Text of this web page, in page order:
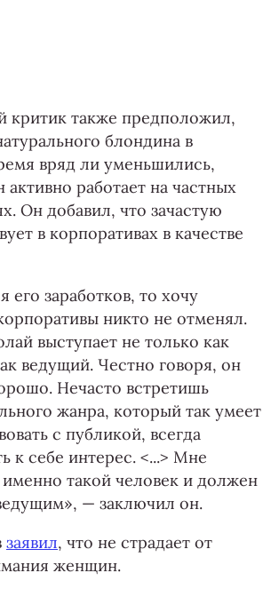
критик также предположил,
блондина в
вряд ли уменьшились,
активно работает на частных
Он добавил, что зачастую
в корпоративах в качестве
его заработков, то хочу
никто не отменял.
выступает не только как
ведущий. Честно говоря, он
Нечасто встретишь
жанра, который так умеет
с публикой, всегда
к себе интерес. <...> Мне
именно такой человек и должен
— заключил он.
заявил, что не страдает от
женщин.